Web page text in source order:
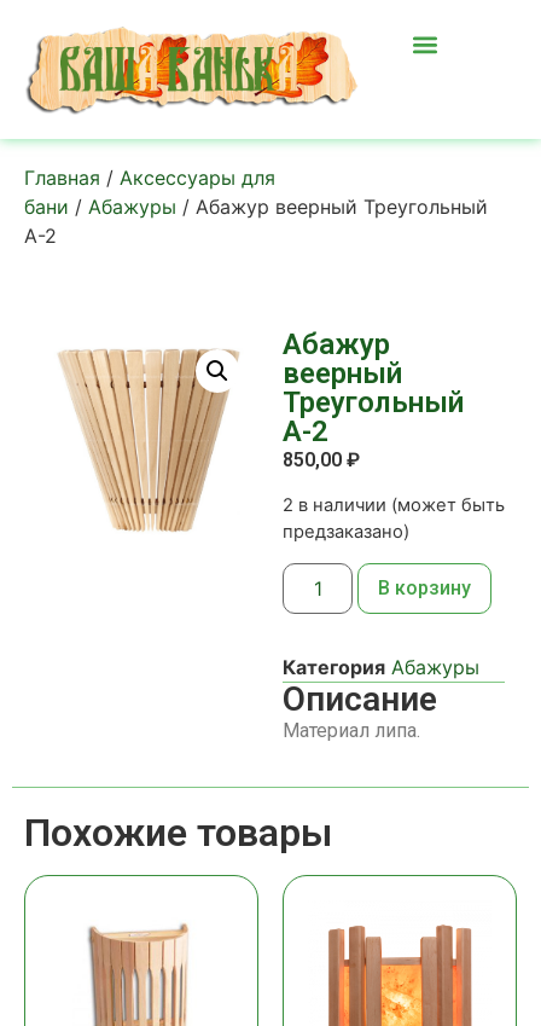
Главная / Аксессуары для
бани / Абажуры / Абажур веерный Треугольный
А-2
Абажур
веерный
Треугольный
А-2
850,00 ₽
2 в наличии (может быть
предзаказано)
В корзину
Категория Абажуры
Описание
Материал липа.
Похожие товары